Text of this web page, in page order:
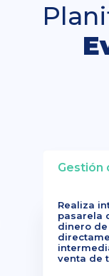
Gestión
Realiza
pasarela
dinero
venta de